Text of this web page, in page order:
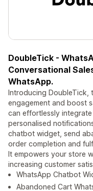
DoubleTick -
Conversational
WhatsApp.
Introducing DoubleTick,
engagement and boost
can effortlessly
personalised
chatbot widget, send
order completion and
It empowers your store
increasing customer
WhatsApp Chatbot
Abandoned Cart